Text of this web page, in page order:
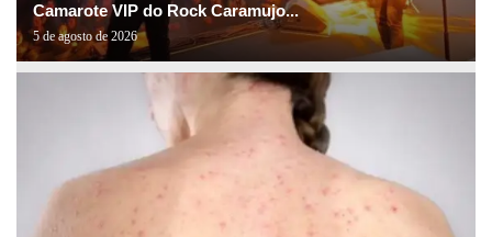
Camarote VIP do Rock Caramujo...
5 de agosto de 2026